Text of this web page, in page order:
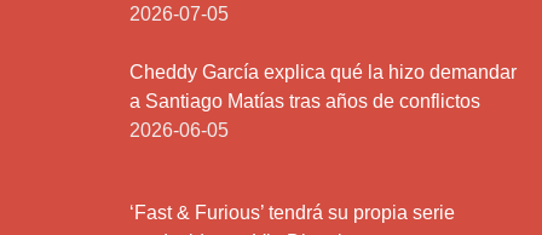
2026-07-05
Cheddy García explica qué la hizo demandar
a Santiago Matías tras años de conflictos
2026-06-05
‘Fast & Furious’ tendrá su propia serie